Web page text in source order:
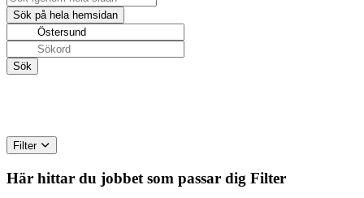
Filter
Här hittar du jobbet som passar dig Filter